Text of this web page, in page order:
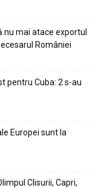
nu mai atace exportul
României
pentru Cuba: 2 s-au
Europei sunt la
Clisurii, Capri,